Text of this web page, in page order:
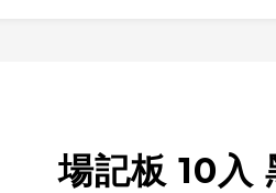
場記板 10入